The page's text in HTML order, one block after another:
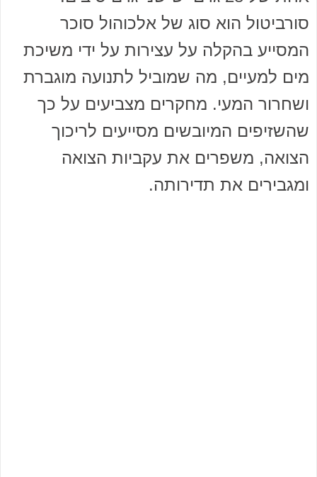
סורביטול הוא סוג של אלכוהול סוכר
המסייע בהקלה על עצירות על ידי משיכת
מים למעיים, מה שמוביל לתנועה מוגברת
ושחרור המעי. מחקרים מצביעים על כך
שהשזיפים המיובשים מסייעים לריכוך
הצואה, משפרים את עקביות הצואה
ומגבירים את תדירותה.